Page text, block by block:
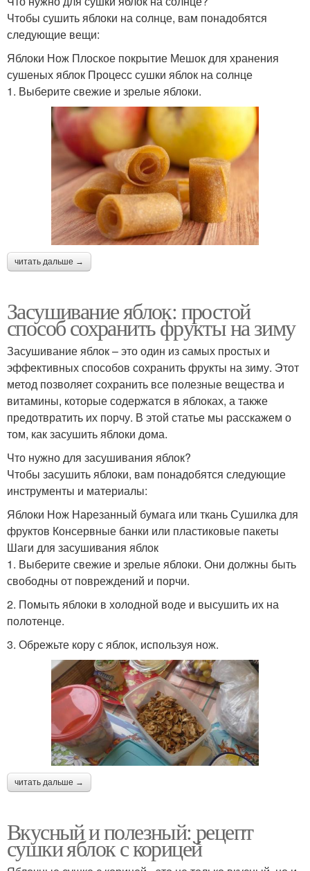
Чтобы сушить яблоки на солнце, вам понадобятся
следующие вещи:
Яблоки Нож Плоское покрытие Мешок для хранения
сушеных яблок Процесс сушки яблок на солнце
1. Выберите свежие и зрелые яблоки.
читать дальше →
Засушивание яблок: простой
способ сохранить фрукты на зиму
Засушивание яблок – это один из самых простых и
эффективных способов сохранить фрукты на зиму. Этот
метод позволяет сохранить все полезные вещества и
витамины, которые содержатся в яблоках, а также
предотвратить их порчу. В этой статье мы расскажем о
том, как засушить яблоки дома.
Что нужно для засушивания яблок?
Чтобы засушить яблоки, вам понадобятся следующие
инструменты и материалы:
Яблоки Нож Нарезанный бумага или ткань Сушилка для
фруктов Консервные банки или пластиковые пакеты
Шаги для засушивания яблок
1. Выберите свежие и зрелые яблоки. Они должны быть
свободны от повреждений и порчи.
2. Помыть яблоки в холодной воде и высушить их на
полотенце.
3. Обрежьте кору с яблок, используя нож.
читать дальше →
Вкусный и полезный: рецепт
сушки яблок с корицей